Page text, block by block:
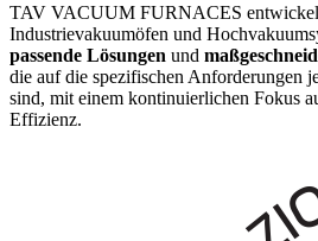
TAV VACUUM FURNACES
Industrievakuumöfen und
passende Lösungen und
die auf die spezifischen Anforderungen
sind, mit einem kontinuierlichen Fokus
Effizienz.